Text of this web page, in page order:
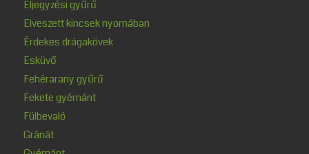
Eljegyzési gyűrű
Elveszett kincsek nyomában
Érdekes drágakövek
Esküvő
Fehérarany gyűrű
Fekete gyémánt
Fülbevaló
Gránát